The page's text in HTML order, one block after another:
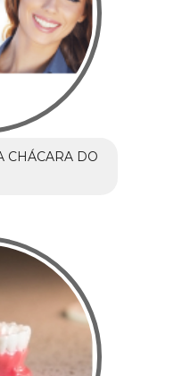
CHÁCARA DO